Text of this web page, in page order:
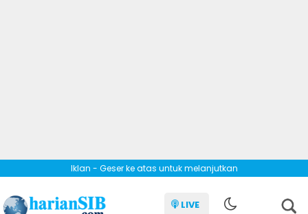
Iklan - Geser ke atas untuk melanjutkan
LIVE